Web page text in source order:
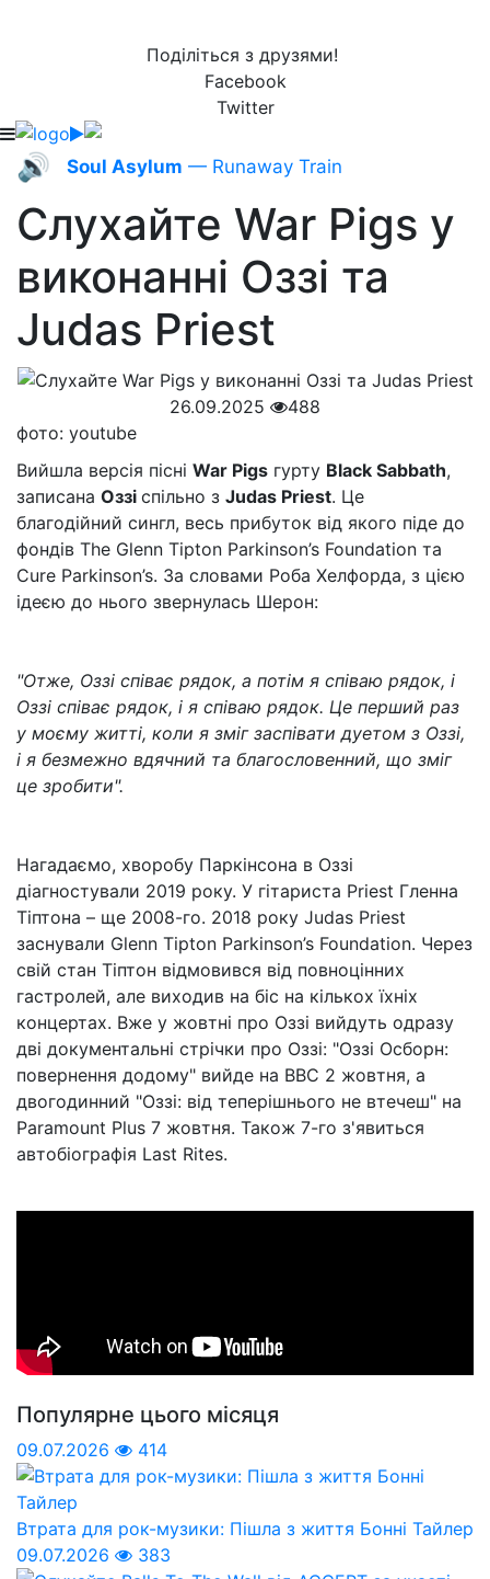
Поділіться з друзями!
Facebook
Twitter
🔊 Soul Asylum — Runaway Train
Слухайте War Pigs у
виконанні Оззі та
Judas Priest
26.09.2025
488
фото: youtube
Вийшла версія пісні War Pigs гурту Black Sabbath,
записана Оззі спільно з Judas Priest. Це
благодійний сингл, весь прибуток від якого піде до
фондів The Glenn Tipton Parkinson’s Foundation та
Cure Parkinson’s. За словами Роба Хелфорда, з цією
ідеєю до нього звернулась Шерон:
"Отже, Оззі співає рядок, а потім я співаю рядок, і
Оззі співає рядок, і я співаю рядок. Це перший раз
у моєму житті, коли я зміг заспівати дуетом з Оззі,
і я безмежно вдячний та благословенний, що зміг
це зробити".
Нагадаємо, хворобу Паркінсона в Оззі
діагностували 2019 року. У гітариста Priest Гленна
Тіптона – ще 2008-го. 2018 року Judas Priest
заснували Glenn Tipton Parkinson’s Foundation. Через
свій стан Тіптон відмовився від повноцінних
гастролей, але виходив на біс на кількох їхніх
концертах. Вже у жовтні про Оззі вийдуть одразу
дві документальні стрічки про Оззі: "Оззі Осборн:
повернення додому" вийде на ВВС 2 жовтня, а
двогодинний "Оззі: від теперішнього не втечеш" на
Paramount Plus 7 жовтня. Також 7-го з'явиться
автобіографія Last Rites.
Популярне цього місяця
09.07.2026 414
Втрата для рок-музики: Пішла з життя Бонні Тайлер
09.07.2026
383